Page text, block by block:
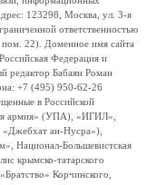
123298, Москва, ул. 3-я
ответственностью
22). Доменное имя сайта
Федерация и
редактор Бабаян Роман
+7 (495) 950-62-26
в Российской
армия» (УПА), «ИГИЛ»,
ан-Нусра»),
Национал-Большевистская
крымско-татарского
Корчинского,